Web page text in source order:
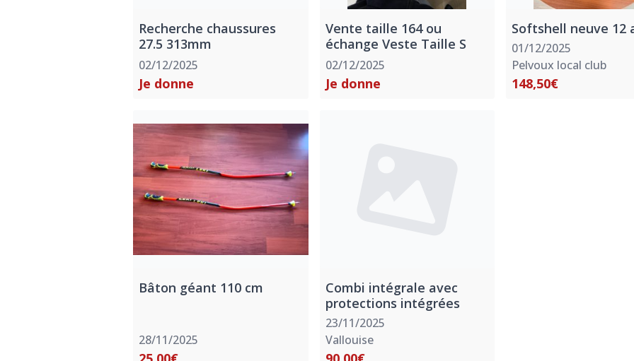
Recherche chaussures
27.5 313mm
02/12/2025
Je donne
Vente taille 164 ou
échange Veste Taille S
02/12/2025
Je donne
Softshell neuve 12
01/12/2025
Pelvoux local club
148,50€
Bâton géant 110 cm
28/11/2025
Combi intégrale avec
protections intégrées
23/11/2025
Vallouise